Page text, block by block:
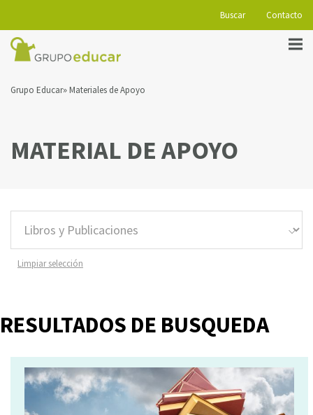
Buscar Contacto
Grupo Educar Materiales de Apoyo
MATERIAL DE APOYO
Limpiar selección
RESULTADOS DE BUSQUEDA